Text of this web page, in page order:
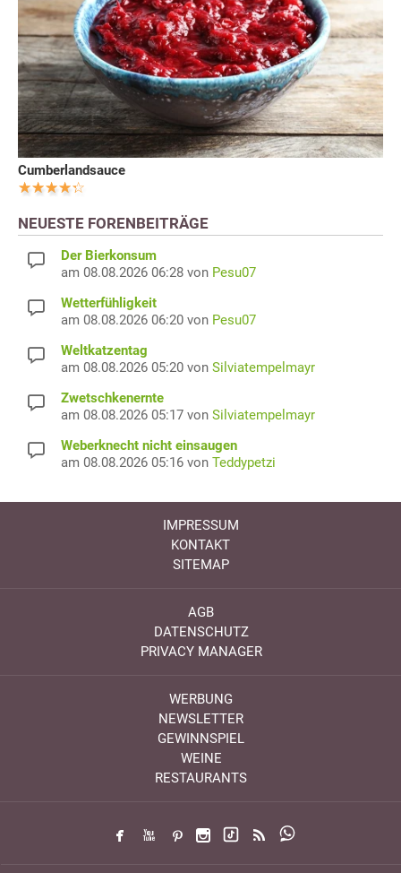
Cumberlandsauce
NEUESTE FORENBEITRÄGE
Der Bierkonsum
am 08.08.2026 06:28 von Pesu07
Wetterfühligkeit
am 08.08.2026 06:20 von Pesu07
Weltkatzentag
am 08.08.2026 05:20 von Silviatempelmayr
Zwetschkenernte
am 08.08.2026 05:17 von Silviatempelmayr
Weberknecht nicht einsaugen
am 08.08.2026 05:16 von Teddypetzi
IMPRESSUM
KONTAKT
SITEMAP
AGB
DATENSCHUTZ
PRIVACY MANAGER
WERBUNG
NEWSLETTER
GEWINNSPIEL
WEINE
RESTAURANTS